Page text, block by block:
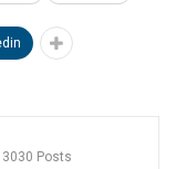
3030 Posts